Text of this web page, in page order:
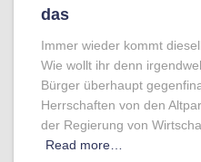
das
Immer wieder kommt
Wie wollt ihr denn
Bürger überhaupt
Herrschaften von den
der Regierung von
Read more…